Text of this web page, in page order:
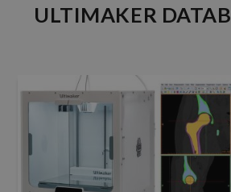
ULTIMAKER